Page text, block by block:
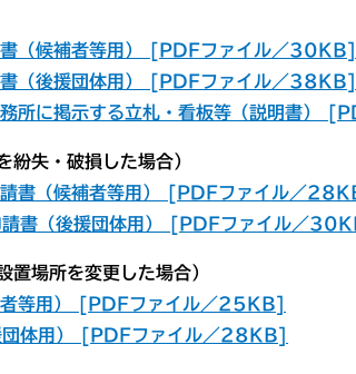
書（候補者等用） [PDFファイル／30KB]
書（後援団体用） [PDFファイル／38KB]
所に掲示する立札・看板等（説明書）
失・破損した場合）
請書（候補者等用） [PDFファイル／
請書（後援団体用） [PDFファイル／
場所を変更した場合）
者等用） [PDFファイル／25KB]
団体用） [PDFファイル／28KB]